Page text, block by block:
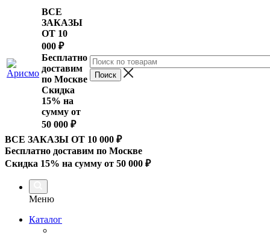
ВСЕ
ЗАКАЗЫ
ОТ 10
000 ₽
Бесплатно
доставим
по Москве
Скидка
15% на
сумму от
50 000 ₽
ВСЕ ЗАКАЗЫ ОТ 10 000 ₽
Бесплатно доставим по Москве
Скидка 15% на сумму от 50 000 ₽
Меню
Каталог